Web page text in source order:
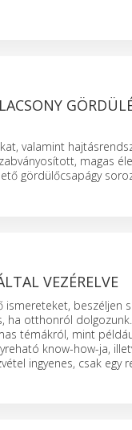
valamint
magas
gördülőcsapágy
VEZÉRELVE
beszéljen
otthonról dolgozunk.
témákról, mint
know-how-ja,
ingyenes, csak egy